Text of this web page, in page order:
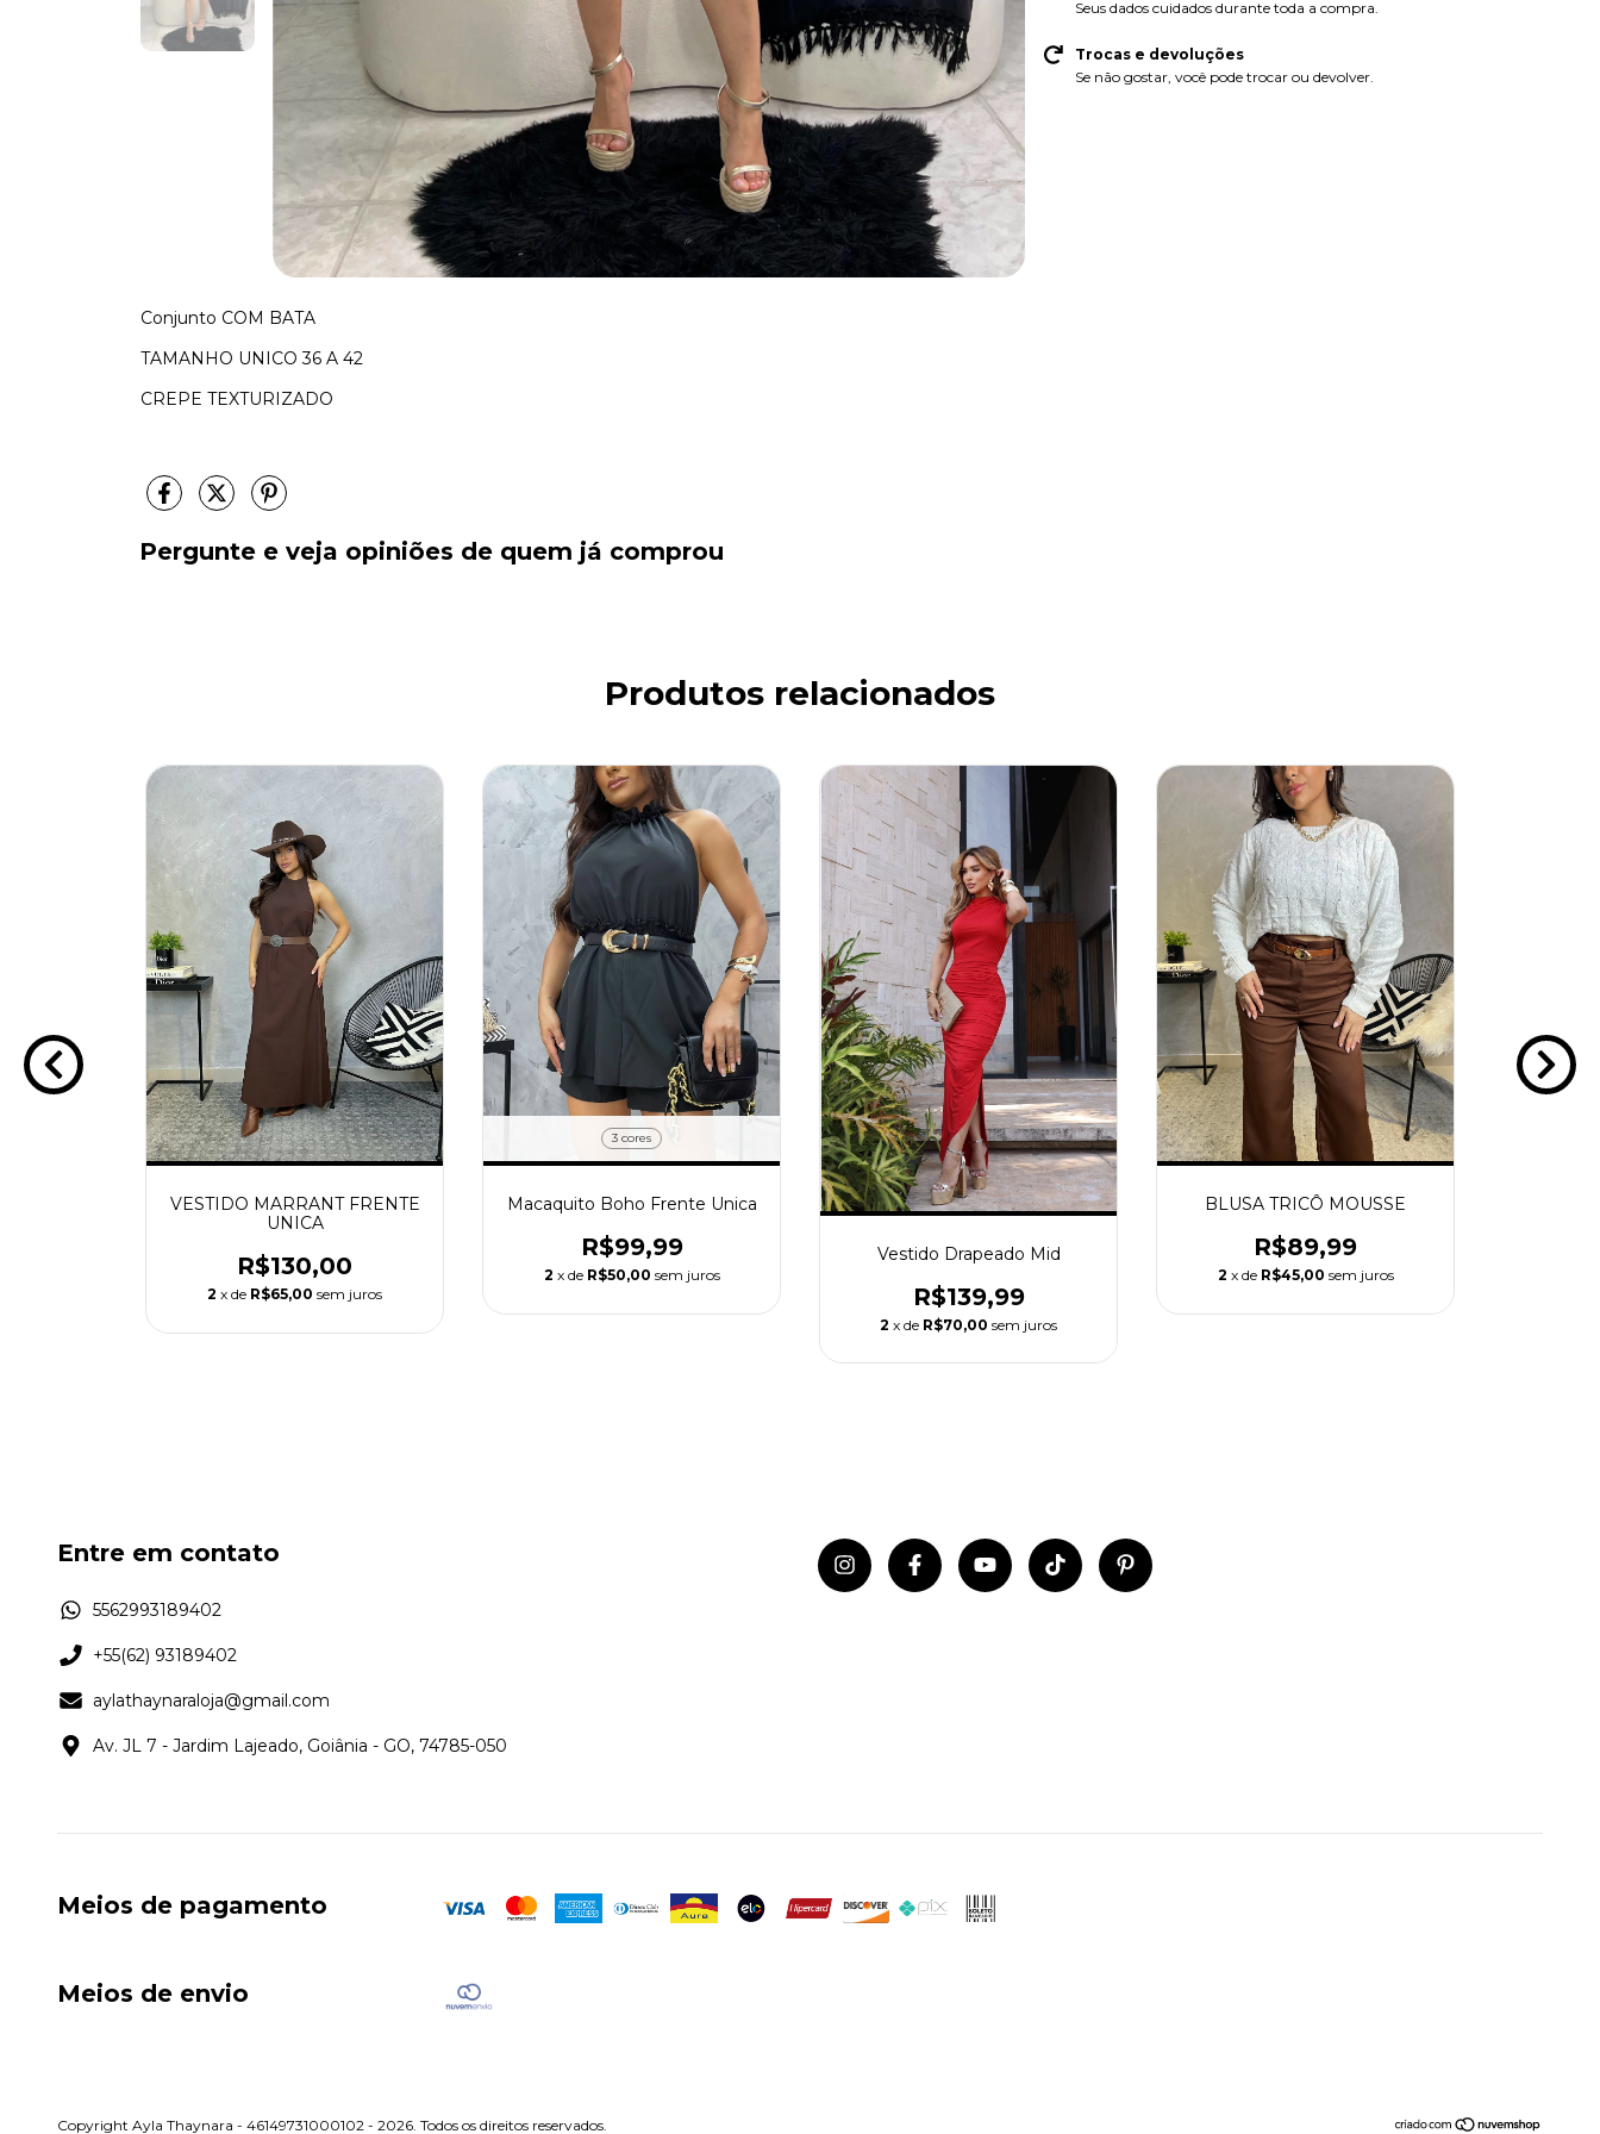
Conjunto COM BATA
TAMANHO UNICO 36 A 42
CREPE TEXTURIZADO
Seus dados cuidados durante toda a compra.
Trocas e devoluções
Se não gostar, você pode trocar ou devolver.
Pergunte e veja opiniões de quem já comprou
Produtos relacionados
VESTIDO MARRANT FRENTE
UNICA
R$130,00
2 x de R$65,00 sem juros
3 cores
Macaquito Boho Frente Unica
R$99,99
2 x de R$50,00 sem juros
Vestido Drapeado Mid
R$139,99
2 x de R$70,00 sem juros
BLUSA TRICÔ MOUSSE
R$89,99
2 x de R$45,00 sem juros
Entre em contato
5562993189402
+55(62) 93189402
aylathaynaraloja@gmail.com
Av. JL 7 - Jardim Lajeado, Goiânia - GO, 74785-050
Meios de pagamento
Meios de envio
Copyright Ayla Thaynara - 46149731000102 - 2026. Todos os direitos reservados.